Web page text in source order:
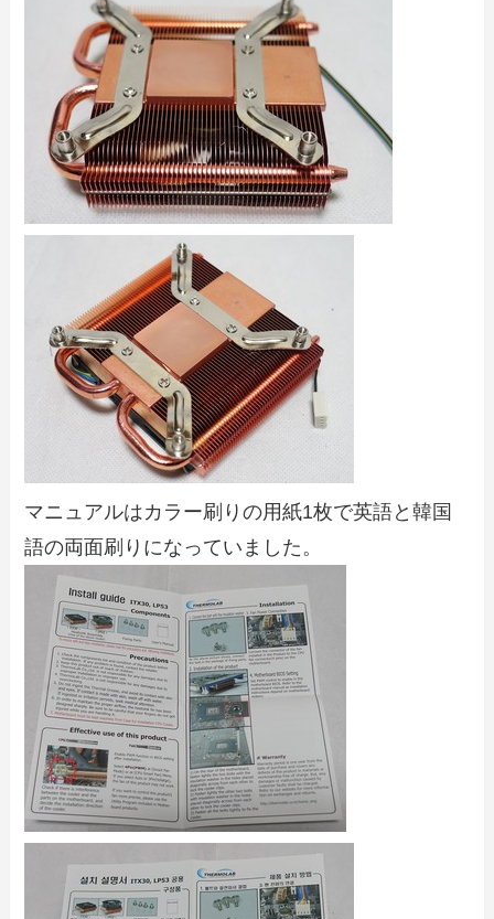
マニュアルはカラー刷りの用紙1枚で英語と韓国
語の両面刷りになっていました。